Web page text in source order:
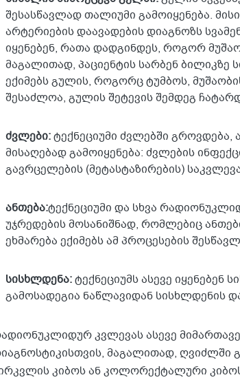
შესასწავლად თალიუმი გამოიყენება.
არტერიების დაავადების დიაგნოზს
იყენებენ, რათა დადგინდეს, როგორ
მაგალითად, პაციენტის სარბენ ბილიკზე
ექიმებს გულის, როგორც ტუმბოს,
შესაძლოა, გულის შეტევის შემდეგ
ძვლები:ტექნეციუმი ძვლებში გროვდება,
მისაღებად გამოიყენება: ძვლების
გავრცელების (მეტასტაზირების)
ანთება:ტექნეციუმი და სხვა
უჯრედების მოსანიშნად, რომლებიც
ეხმარება ექიმებს ამ პროცესების
სისხლდენა:ტექნეციუმს ასევე იყენებენ
გამოსადეგია ნაწლავიდან სისხლდენის
კვლევას ასევე
მაგალითად,
კიბოს ან კოლორექტალური კიბოს